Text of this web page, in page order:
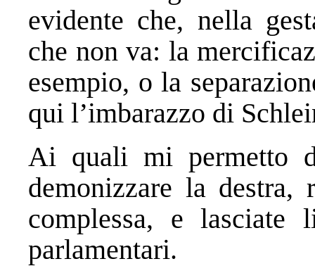
evidente che, nella
che non va: la
esempio, o la
qui l’imbarazzo di
Ai quali mi permetto
demonizzare la destra,
complessa, e
parlamentari.